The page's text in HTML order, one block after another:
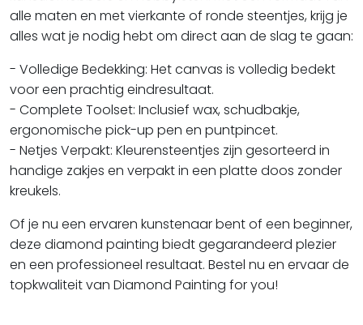
alle maten en met vierkante of ronde steentjes, krijg je
alles wat je nodig hebt om direct aan de slag te gaan:
- Volledige Bedekking: Het canvas is volledig bedekt
voor een prachtig eindresultaat.
- Complete Toolset: Inclusief wax, schudbakje,
ergonomische pick-up pen en puntpincet.
- Netjes Verpakt: Kleurensteentjes zijn gesorteerd in
handige zakjes en verpakt in een platte doos zonder
kreukels.
Of je nu een ervaren kunstenaar bent of een beginner,
deze diamond painting biedt gegarandeerd plezier
en een professioneel resultaat. Bestel nu en ervaar de
topkwaliteit van Diamond Painting for you!